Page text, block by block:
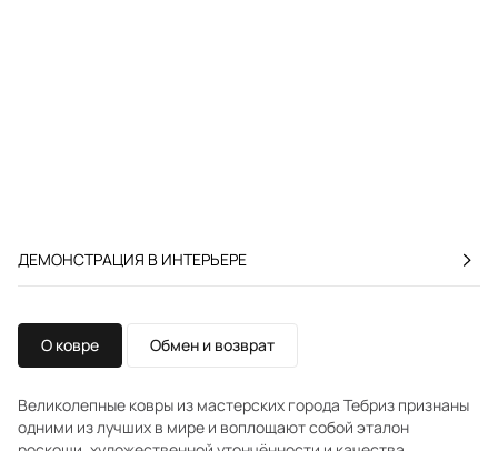
ДЕМОНСТРАЦИЯ В ИНТЕРЬЕРЕ
О ковре Обмен и возврат
Великолепные ковры из мастерских города Тебриз признаны
одними из лучших в мире и воплощают собой эталон